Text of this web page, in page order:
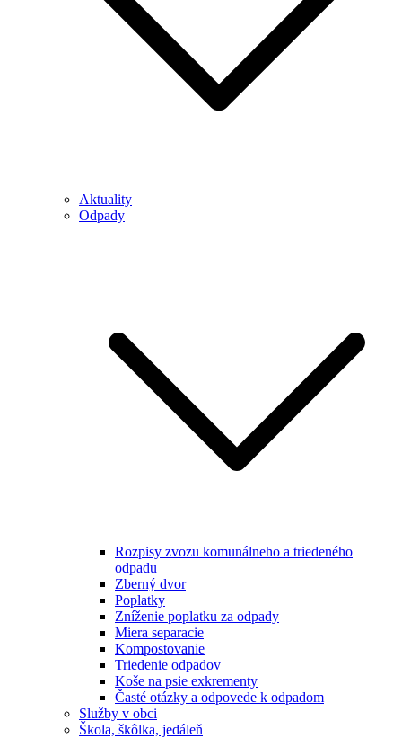
Aktuality
Odpady
Rozpisy zvozu komunálneho a triedeného
odpadu
Zberný dvor
Poplatky
Zníženie poplatku za odpady
Miera separacie
Kompostovanie
Triedenie odpadov
Koše na psie exkrementy
Časté otázky a odpovede k odpadom
Služby v obci
Škola, škôlka, jedáleň